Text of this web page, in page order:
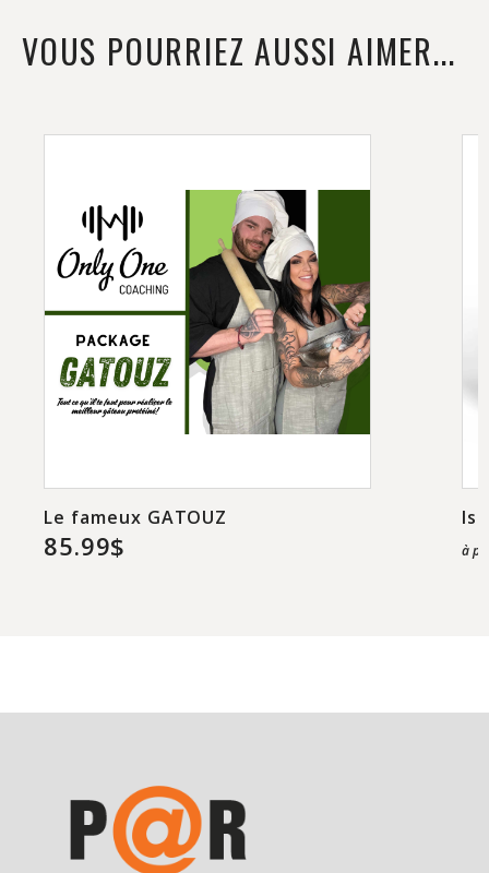
VOUS POURRIEZ AUSSI AIMER...
Le fameux GATOUZ
85.99$ à